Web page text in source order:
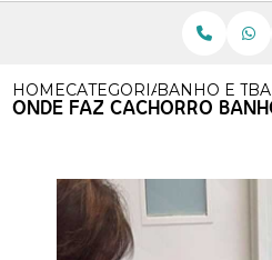
HOMECATEGORIASBANHO E
ONDE FAZ CACHORRO